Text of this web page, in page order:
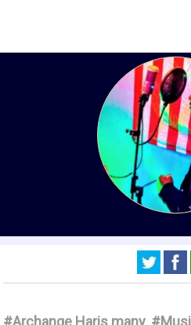
#Archange Haris many,